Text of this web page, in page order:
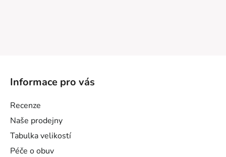
Informace pro vás
Recenze
Naše prodejny
Tabulka velikostí
Péče o obuv